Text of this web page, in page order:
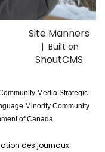
Site Manners
| Built on
ShoutCMS
Media Strategic
Minority Community
of Canada
des journaux